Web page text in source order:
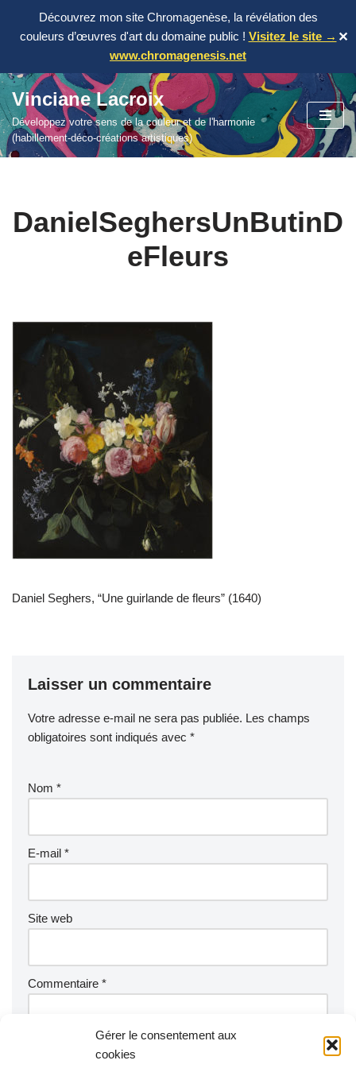
Gérer le consentement aux
cookies
Découvrez mon site Chromagenèse, la révélation des
couleurs d’œuvres d'art du domaine public ! Visitez le site →
www.chromagenesis.net
✕
Aller
au
contenu
Vinciane Lacroix
Développez votre sens de la couleur et de l'harmonie
(habillement-déco-créations artistiques)
DanielSeghersUnButinD
eFleurs
Daniel Seghers, “Une guirlande de fleurs” (1640)
Laisser un commentaire
Votre adresse e-mail ne sera pas publiée. Les champs
obligatoires sont indiqués avec *
Nom *
E-mail *
Site web
Commentaire *